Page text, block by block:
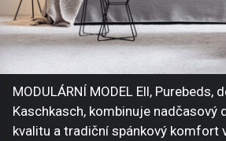
MODULÁRNÍ MODEL Ell, Purebeds,
Kaschkasch, kombinuje nadčasový
kvalitu a tradiční spánkový komfort